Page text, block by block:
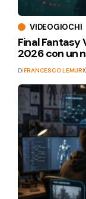
VIDEOGIOCHI
Final Fantasy
2026 con un
DiFRANCESCO LEMURI